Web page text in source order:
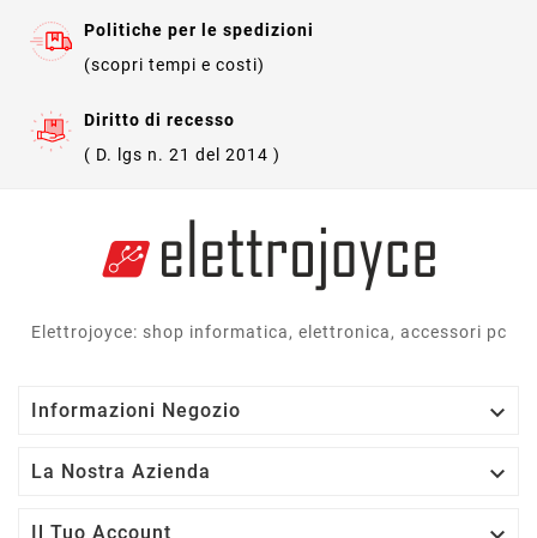
Politiche per le spedizioni
(scopri tempi e costi)
Diritto di recesso
( D. lgs n. 21 del 2014 )
Elettrojoyce: shop informatica, elettronica, accessori pc
Informazioni Negozio 
La Nostra Azienda 
Il Tuo Account